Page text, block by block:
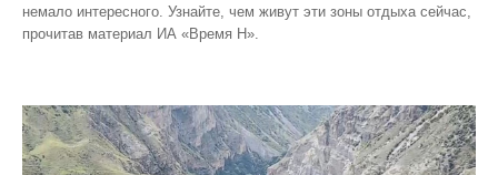
немало интересного. Узнайте, чем живут эти зоны отдыха сейчас,
прочитав материал ИА «Время Н».